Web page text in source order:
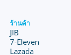
ร้านค้า
JIB
7-Eleven
Lazada